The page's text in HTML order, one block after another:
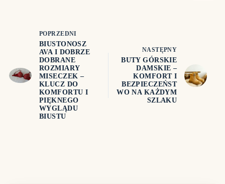
POPRZEDNI
BIUSTONOSZ
AVA I DOBRZE
DOBRANE
ROZMIARY
MISECZEK –
KLUCZ DO
KOMFORTU I
PIĘKNEGO
WYGLĄDU
BIUSTU
NASTĘPNY
BUTY GÓRSKIE
DAMSKIE –
KOMFORT I
BEZPIECZEŃST
WO NA KAŻDYM
SZLAKU